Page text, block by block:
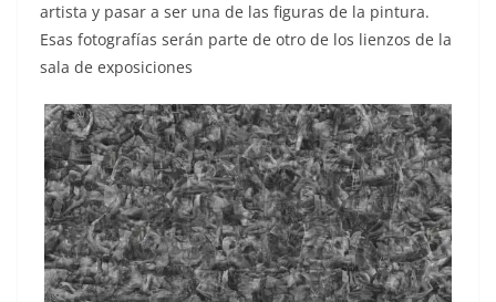
artista y pasar a ser una de las figuras de la pintura.
Esas fotografías serán parte de otro de los lienzos de la
sala de exposiciones